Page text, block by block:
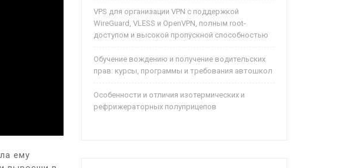
ему
VPS для организации VPN с поддержкой
WireGuard, VLESS и OpenVPN, полным root-
доступом и высокой пропускной способностью
Обучение вождению и получение водительских
прав: курсы, программы и требования автошкол
Особенности и отличия изотермических и
рефрижераторных полуприцепов